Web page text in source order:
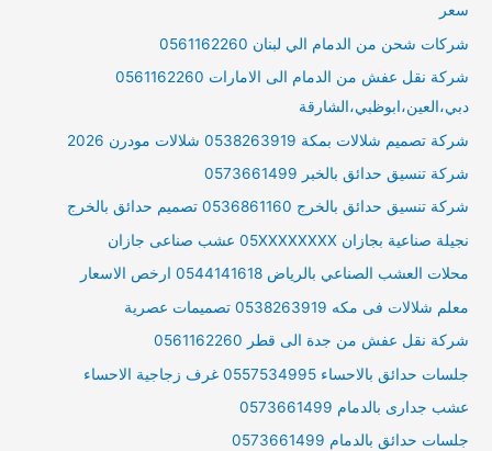
سعر
شركات شحن من الدمام الي لبنان 0561162260
شركة نقل عفش من الدمام الى الامارات 0561162260
دبي،العين،ابوظبي،الشارقة
شركة تصميم شلالات بمكة 0538263919 شلالات مودرن 2026
شركة تنسيق حدائق بالخبر 0573661499
شركة تنسيق حدائق بالخرج 0536861160 تصميم حدائق بالخرج
نجيلة صناعية بجازان 05XXXXXXXX عشب صناعى جازان
محلات العشب الصناعي بالرياض 0544141618 ارخص الاسعار
معلم شلالات فى مكه 0538263919 تصميمات عصرية
شركة نقل عفش من جدة الى قطر 0561162260
جلسات حدائق بالاحساء 0557534995 غرف زجاجية الاحساء
عشب جدارى بالدمام 0573661499
جلسات حدائق بالدمام 0573661499